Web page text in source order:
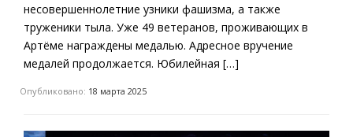
несовершеннолетние узники фашизма, а также
труженики тыла. Уже 49 ветеранов, проживающих в
Артёме награждены медалью. Адресное вручение
медалей продолжается. Юбилейная […]
Опубликовано: 18 марта 2025